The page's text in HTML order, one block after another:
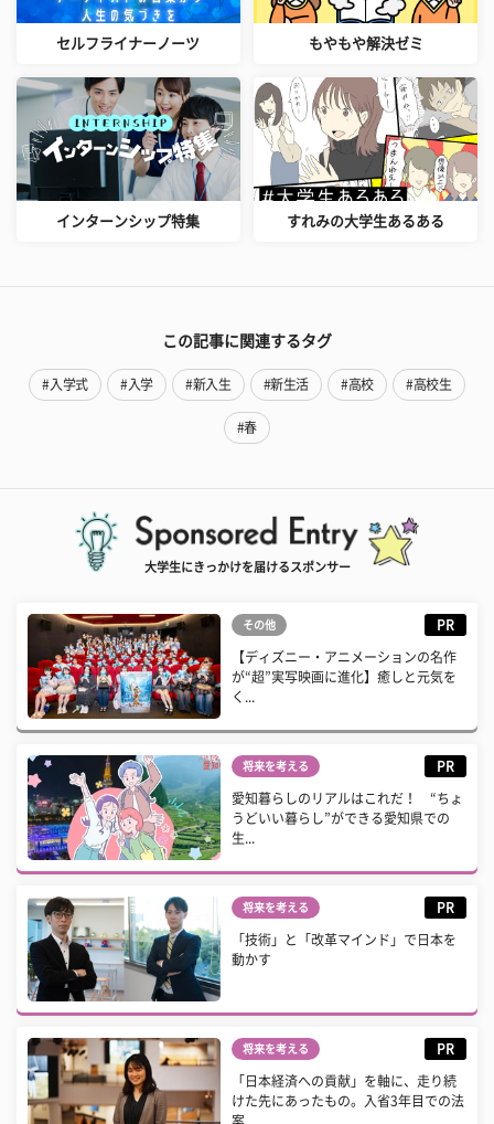
セルフライナーノーツ もやもや解決ゼミ
インターンシップ特集 すれみの大学生あるある
この記事に関連するタグ
#入学式 #入学 #新入生 #新生活 #高校 #高校生
#春
大学生にきっかけを届けるスポンサー
その他 PR
【ディズニー・アニメーションの名作
が“超”実写映画に進化】癒しと元気を
く...
将来を考える PR
愛知暮らしのリアルはこれだ！ “ちょ
うどいい暮らし”ができる愛知県での
生...
将来を考える PR
「技術」と「改革マインド」で日本を
動かす
将来を考える PR
「日本経済への貢献」を軸に、走り続
けた先にあったもの。入省3年目での法
案...